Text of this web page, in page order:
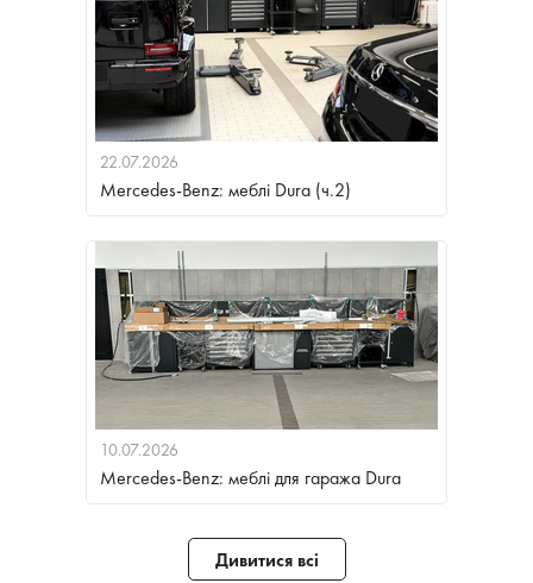
22.07.2026
Mercedes-Benz: меблі Dura (ч.2)
10.07.2026
Mercedes-Benz: меблі для гаража Dura
Дивитися всі